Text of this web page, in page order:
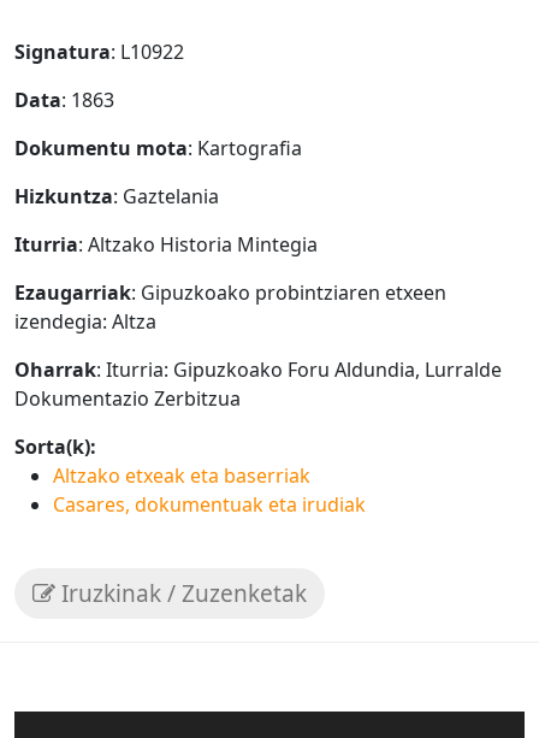
Signatura: L10922
Data: 1863
Dokumentu mota: Kartografia
Hizkuntza: Gaztelania
Iturria: Altzako Historia Mintegia
Ezaugarriak: Gipuzkoako probintziaren etxeen
izendegia: Altza
Oharrak: Iturria: Gipuzkoako Foru Aldundia, Lurralde
Dokumentazio Zerbitzua
Sorta(k):
Altzako etxeak eta baserriak
Casares, dokumentuak eta irudiak
Iruzkinak / Zuzenketak